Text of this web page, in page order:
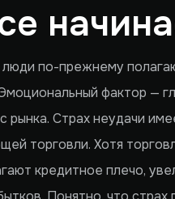
по-прежнему
фактор —
рынка. Страх неудачи
торговли. Хотя
кредитное плечо,